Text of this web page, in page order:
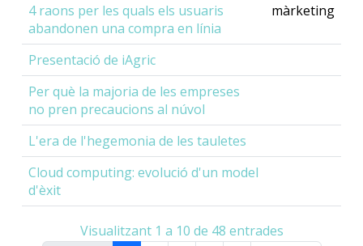
4 raons per les quals els usuaris
abandonen una compra en línia
màrketing
Presentació de iAgric
Per què la majoria de les empreses
no pren precaucions al núvol
L'era de l'hegemonia de les tauletes
Cloud computing: evolució d'un model
d'èxit
Visualitzant 1 a 10 de 48 entrades